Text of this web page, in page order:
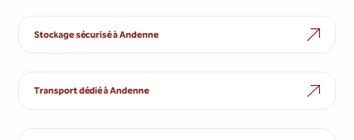
Stockage sécurisé à Andenne
Transport dédié à Andenne